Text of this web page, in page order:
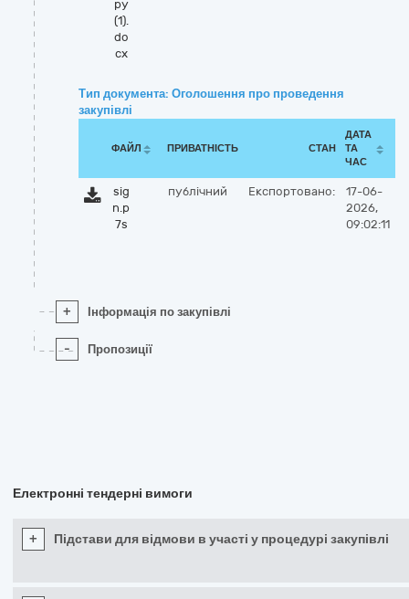
ру
(1).
do
cx
Тип документа: Оголошення про проведення
закупівлі
ФАЙЛ ПРИВАТНІСТЬ СТАН
ДАТА
ТА
ЧАС
sig
n.p
7s
публічний Експортовано:
17-06-
2026,
09:02:11
+ Інформація по закупівлі
- Пропозиції
Електронні тендерні вимоги
+ Підстави для відмови в участі у процедурі закупівлі